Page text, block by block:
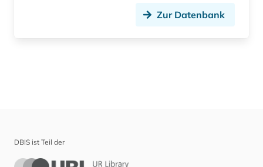
Zur Datenbank
DBIS ist Teil der